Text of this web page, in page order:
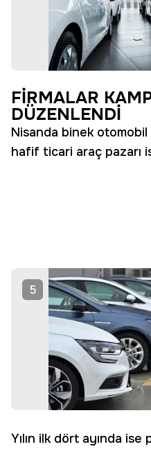
FİRMALAR
DÜZENLENDİ
Nisanda binek otomobil
hafif ticari araç pazarı
5
Yılın ilk dört ayında